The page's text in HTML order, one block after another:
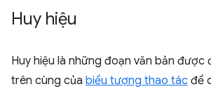
Huy hiệu
Huy hiệu là những đoạn văn bản được
trên cùng của biểu tượng thao tác để